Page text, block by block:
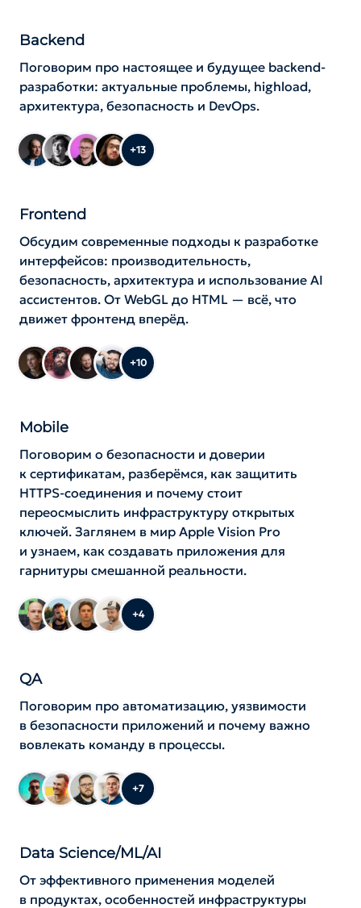
Backend
Поговорим про настоящее и будущее backend-
разработки: актуальные проблемы, highload,
архитектура, безопасность и DevOps.
+13
Frontend
Обсудим современные подходы к разработке
интерфейсов: производительность,
безопасность, архитектура и использование AI
ассистентов. От WebGL до HTML — всё, что
движет фронтенд вперёд.
+10
Mobile
Поговорим о безопасности и доверии
к сертификатам, разберёмся, как защитить
HTTPS-соединения и почему стоит
переосмыслить инфраструктуру открытых
ключей. Заглянем в мир Apple Vision Pro
и узнаем, как создавать приложения для
гарнитуры смешанной реальности.
+4
QA
Поговорим про автоматизацию, уязвимости
в безопасности приложений и почему важно
вовлекать команду в процессы.
+7
Data Science/ML/AI
От эффективного применения моделей
в продуктах, особенностей инфраструктуры